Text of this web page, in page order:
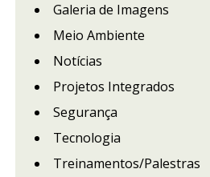
Galeria de Imagens
Meio Ambiente
Notícias
Projetos Integrados
Segurança
Tecnologia
Treinamentos/Palestras